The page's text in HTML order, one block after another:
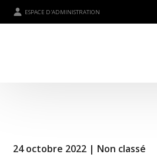
ESPACE D'ADMINISTRATION
24 octobre 2022 | Non classé